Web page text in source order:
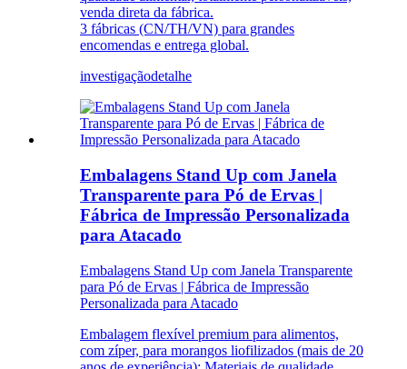
venda direta da fábrica.
3 fábricas (CN/TH/VN) para grandes
encomendas e entrega global.
investigaçãodetalhe
Embalagens Stand Up com Janela
Transparente para Pó de Ervas |
Fábrica de Impressão Personalizada
para Atacado
Embalagens Stand Up com Janela Transparente
para Pó de Ervas | Fábrica de Impressão
Personalizada para Atacado
Embalagem flexível premium para alimentos,
com zíper, para morangos liofilizados (mais de 20